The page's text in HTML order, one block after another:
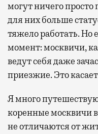
могут ничего просто
для них больше
тяжело работать. Но
момент: москвичи,
ведут себя даже
приезжие. Это
Я много
коренные москвичи
не отличаются от